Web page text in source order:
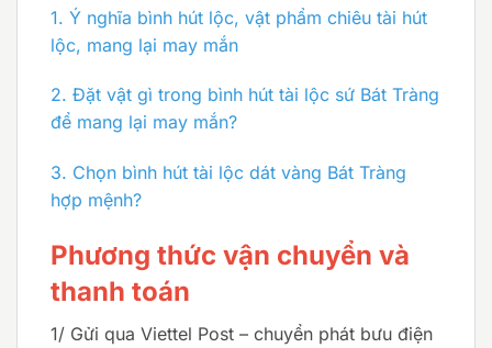
1. Ý nghĩa bình hút lộc, vật phẩm chiêu tài hút
lộc, mang lại may mắn
2. Đặt vật gì trong bình hút tài lộc sứ Bát Tràng
để mang lại may mắn?
3. Chọn bình hút tài lộc dát vàng Bát Tràng
hợp mệnh?
Phương thức vận chuyển và
thanh toán
1/ Gửi qua Viettel Post – chuyển phát bưu điện